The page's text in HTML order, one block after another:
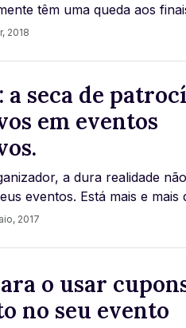
têm uma queda aos
De acordo com um
2018
a seca de
em eventos
a dura realidade
eventos. Está mais e mais
das marcas do esport
2017
o usar
no seu evento